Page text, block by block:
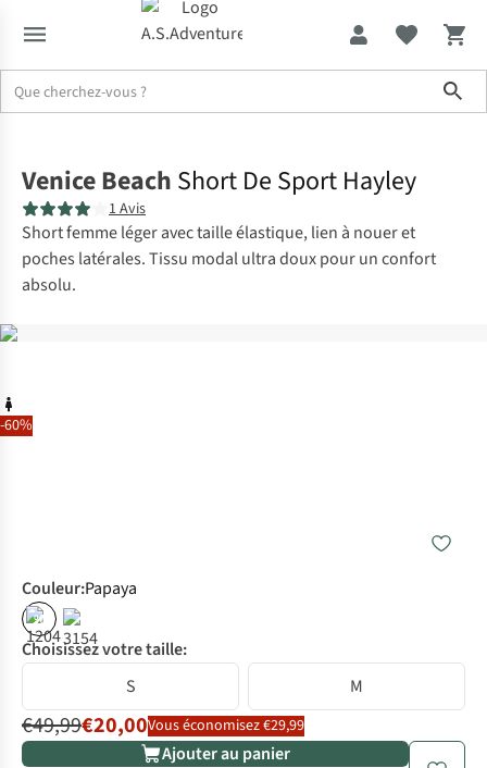
-60%
Venice Beach Short De Sport Hayley
1 Avis
Short femme léger avec taille élastique, lien à nouer et
poches latérales. Tissu modal ultra doux pour un confort
absolu.
Couleur:Papaya
%
Choisissez votre taille:
S
M
€49,99€20,00Vous économisez €29,99
Ajouter au panier